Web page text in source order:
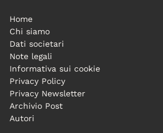
Home
Chi siamo
Dati societari
Note legali
Informativa sui cookie
Privacy Policy
Privacy Newsletter
Archivio Post
Autori